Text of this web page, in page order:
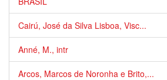
Cairú, José da Silva Lisboa, Visc...
Anné, M., intr
Arcos, Marcos de Noronha e Brito,...